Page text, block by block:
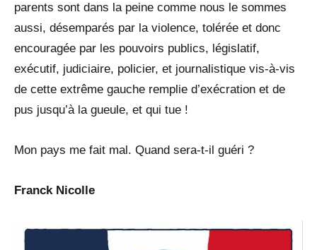
parents sont dans la peine comme nous le sommes
aussi, désemparés par la violence, tolérée et donc
encouragée par les pouvoirs publics, législatif,
exécutif, judiciaire, policier, et journalistique vis-à-vis
de cette extrême gauche remplie d’exécration et de
pus jusqu’à la gueule, et qui tue !
Mon pays me fait mal. Quand sera-t-il guéri ?
Franck Nicolle